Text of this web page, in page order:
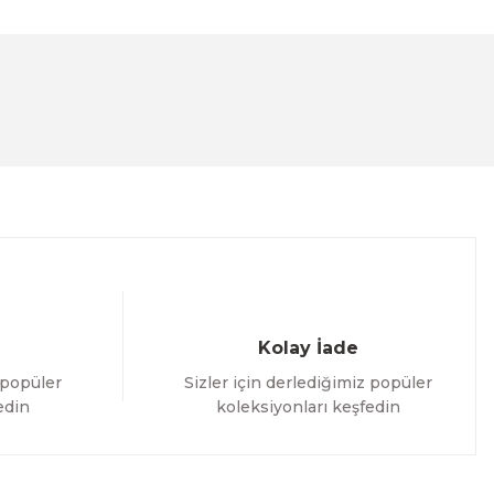
Kolay İade
Sizler için derlediğimiz popüler
koleksiyonları keşfedin